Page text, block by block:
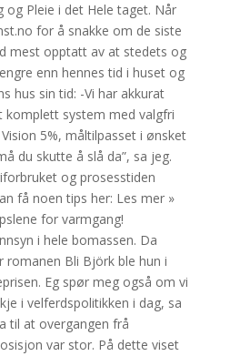
og Pleie i det Hele taget. Når
for å snakke om de siste
mest opptatt av at stedets og
enn hennes tid i huset og
hus sin tid: -Vi har akkurat
komplett system med valgfri
5%, måltilpasset i ønsket
du skutte å slå da”, sa jeg.
og prosesstiden
få noen tips her: Les mer »
for varmgang!
i hele bomassen. Da
romanen Bli Björk ble hun i
Eg spør meg også om vi
i velferdspolitikken i dag, sa
til at overgangen frå
var stor. På dette viset